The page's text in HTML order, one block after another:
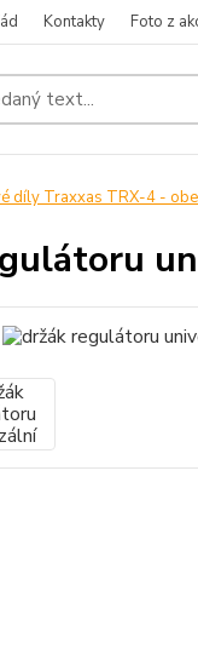
Kontakty Foto z
díly Traxxas TRX-4 -